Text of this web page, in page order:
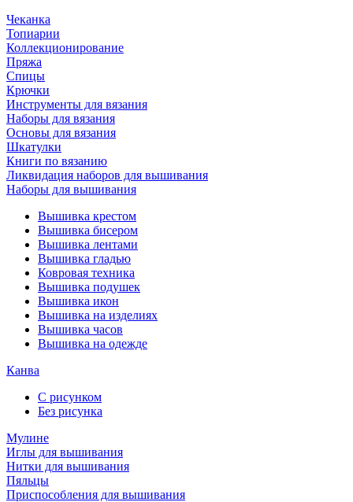
Чеканка
Топиарии
Коллекционирование
Пряжа
Спицы
Крючки
Инструменты для вязания
Наборы для вязания
Основы для вязания
Шкатулки
Книги по вязанию
Ликвидация наборов для вышивания
Наборы для вышивания
Вышивка крестом
Вышивка бисером
Вышивка лентами
Вышивка гладью
Ковровая техника
Вышивка подушек
Вышивка икон
Вышивка на изделиях
Вышивка часов
Вышивка на одежде
Канва
С рисунком
Без рисунка
Мулине
Иглы для вышивания
Нитки для вышивания
Пяльцы
Приспособления для вышивания